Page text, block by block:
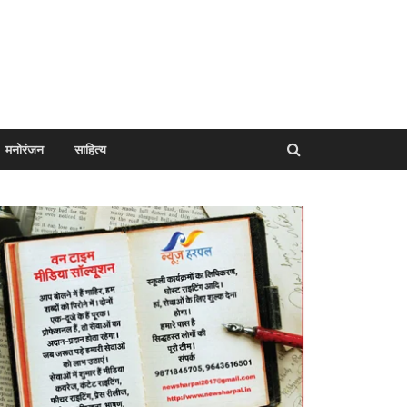
मनोरंजन साहित्य